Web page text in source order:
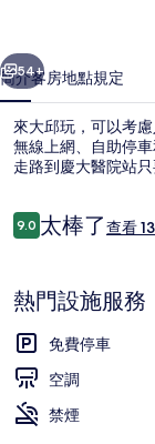
拉
飯
店
的
相
片
集
個 下一個
54+
簡介客房地點規定
來大邱玩，可以考
無線上網、自助停
走路到慶大醫院站只
評
論
9.09.0 分，滿分 10 分，
太棒了查看
熱門設施服務
免費停車
空調
禁煙